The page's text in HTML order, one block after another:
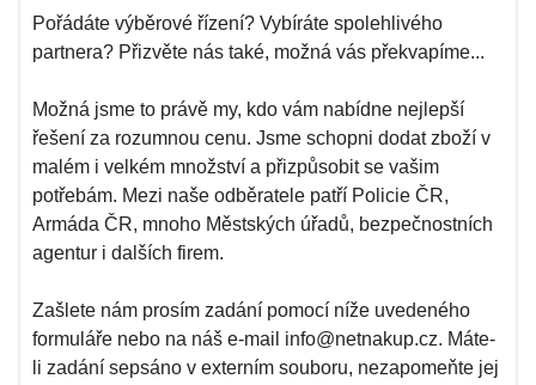
Pořádáte výběrové řízení? Vybíráte spolehlivého
partnera? Přizvěte nás také, možná vás překvapíme...
Možná jsme to právě my, kdo vám nabídne nejlepší
řešení za rozumnou cenu. Jsme schopni dodat zboží v
malém i velkém množství a přizpůsobit se vašim
potřebám. Mezi naše odběratele patří Policie ČR,
Armáda ČR, mnoho Městských úřadů, bezpečnostních
agentur i dalších firem.
Zašlete nám prosím zadání pomocí níže uvedeného
formuláře nebo na náš e-mail info@netnakup.cz. Máte-
li zadání sepsáno v externím souboru, nezapomeňte jej